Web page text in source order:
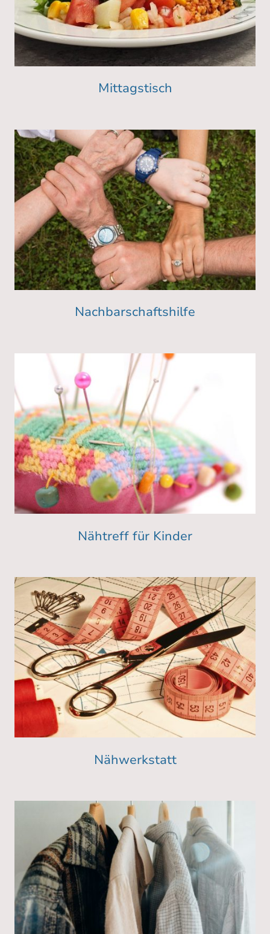
Mittagstisch
Nachbarschaftshilfe
Nähtreff für Kinder
Nähwerkstatt